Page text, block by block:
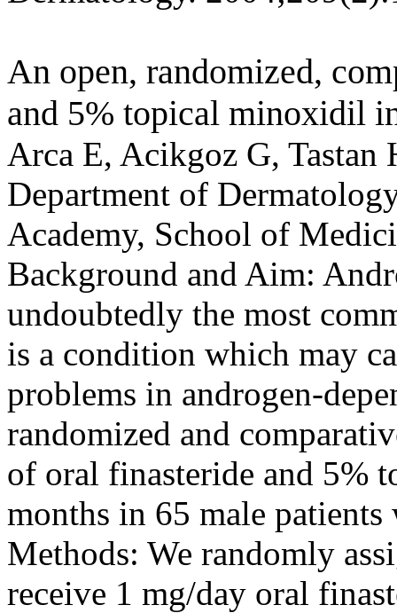
An open, randomized,
and 5% topical minoxidil
Arca E, Acikgoz G,
Department of
Academy, School of
Background and Aim:
undoubtedly the most
is a condition which may
problems in androgen-
randomized and
of oral finasteride and 5%
months in 65 male
Methods: We randomly
receive 1 mg/day oral